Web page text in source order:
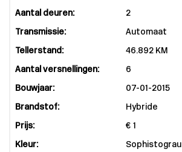
Aantal deuren: 2
Transmissie: Automaat
Tellerstand: 46.892 KM
Aantal versnellingen: 6
Bouwjaar: 07-01-2015
Brandstof: Hybride
Prijs: € 1
Kleur: Sophistograu